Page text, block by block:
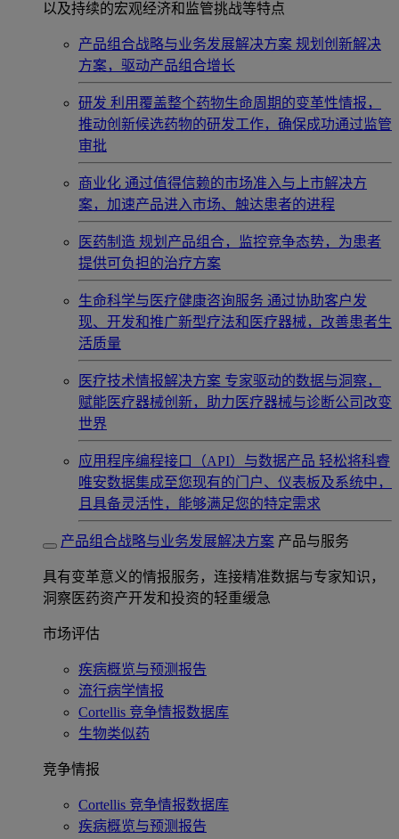
以及持续的宏观经济和监管挑战等特点
产品组合战略与业务发展解决方案 规划创新解决
方案，驱动产品组合增长
研发 利用覆盖整个药物生命周期的变革性情报，
推动创新候选药物的研发工作，确保成功通过监管
审批
商业化 通过值得信赖的市场准入与上市解决方
案，加速产品进入市场、触达患者的进程
医药制造 规划产品组合，监控竞争态势，为患者
提供可负担的治疗方案
生命科学与医疗健康咨询服务 通过协助客户发
现、开发和推广新型疗法和医疗器械，改善患者生
活质量
医疗技术情报解决方案 专家驱动的数据与洞察，
赋能医疗器械创新，助力医疗器械与诊断公司改变
世界
应用程序编程接口（API）与数据产品 轻松将科睿
唯安数据集成至您现有的门户、仪表板及系统中，
且具备灵活性，能够满足您的特定需求
产品组合战略与业务发展解决方案 产品与服务
具有变革意义的情报服务，连接精准数据与专家知识，
洞察医药资产开发和投资的轻重缓急
市场评估
疾病概览与预测报告
流行病学情报
Cortellis 竞争情报数据库
生物类似药
竞争情报
Cortellis 竞争情报数据库
疾病概览与预测报告